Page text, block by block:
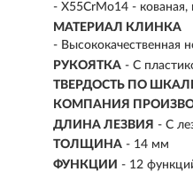
- X55CrMo14 -
МАТЕРИАЛ КЛИНКА
- Высококачественная
РУКОЯТКА - С
ТВЕРДОСТЬ ПО
КОМПАНИЯ
ДЛИНА ЛЕЗВИЯ - С
ТОЛЩИНА - 14 мм
ФУНКЦИИ - 12